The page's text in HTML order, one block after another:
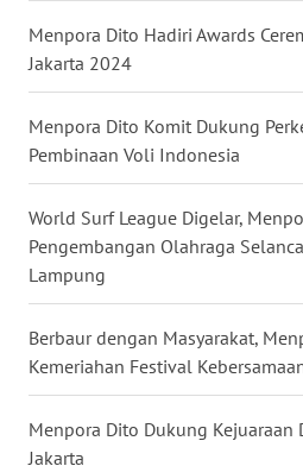
Menpora Dito Hadiri Awards
Jakarta 2024
Menpora Dito Komit Dukung
Pembinaan Voli Indonesia
World Surf League Digelar,
Pengembangan Olahraga
Lampung
Berbaur dengan Masyarakat,
Kemeriahan Festival
Menpora Dito Dukung Kejuaraan
Jakarta
WN
BALI
WN
KALBAR
WN
KALTENG
KALTARA
WN
KALSEL